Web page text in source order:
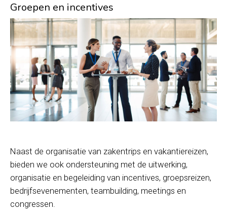
Groepen en incentives
Naast de organisatie van zakentrips en vakantiereizen,
bieden we ook ondersteuning met de uitwerking,
organisatie en begeleiding van incentives, groepsreizen,
bedrijfsevenementen, teambuilding, meetings en
congressen.